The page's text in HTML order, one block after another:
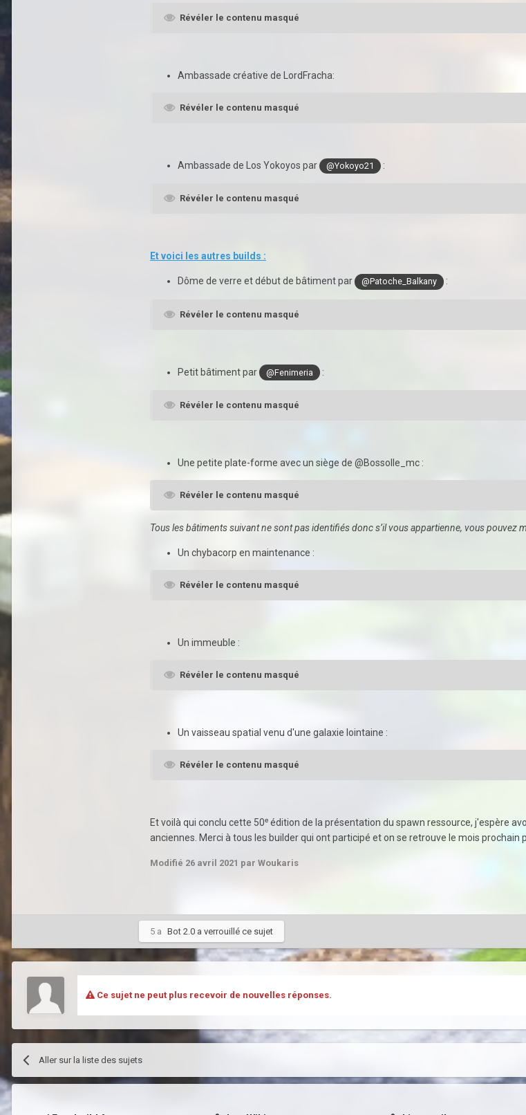
Révéler le contenu masqué
Ambassade créative de LordFracha:
Révéler le contenu masqué
Ambassade de Los Yokoyos par @Yokoyo21 :
Révéler le contenu masqué
Et voici les autres builds :
Dôme de verre et début de bâtiment par @Patoche_Balkany :
Révéler le contenu masqué
Petit bâtiment par @Fenimeria :
Révéler le contenu masqué
Une petite plate-forme avec un siège de @Bossolle_mc :
Révéler le contenu masqué
Tous les bâtiments suivant ne sont pas identifiés donc s’il vous appartienne, vous pouvez
Un chybacorp en maintenance :
Révéler le contenu masqué
Un immeuble :
Révéler le contenu masqué
Un vaisseau spatial venu d'une galaxie lointaine :
Révéler le contenu masqué
Et voilà qui conclu cette 50ᵉ édition de la présentation du spawn ressource, j'espère
anciennes. Merci à tous les builder qui ont participé et on se retrouve le mois
Modifié 26 avril 2021 par Woukaris
5 a Bot 2.0 a verrouillé ce sujet
Ce sujet ne peut plus recevoir de nouvelles réponses.
Aller sur la liste des sujets